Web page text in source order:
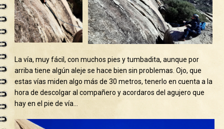
La vía, muy fácil, con muchos pies y tumbadita, aunque por
arriba tiene algún aleje se hace bien sin problemas. Ojo, que
estas vías miden algo más de 30 metros, tenerlo en cuenta a la
hora de descolgar al compañero y acordaros del agujero que
hay en el pie de vía…